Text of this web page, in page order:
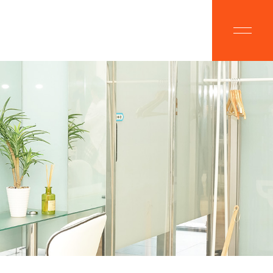
プラスにつ
CAMPAIGN
脱毛キャンペーン
の声
MENU
美肌脱毛メニュー
FLOW